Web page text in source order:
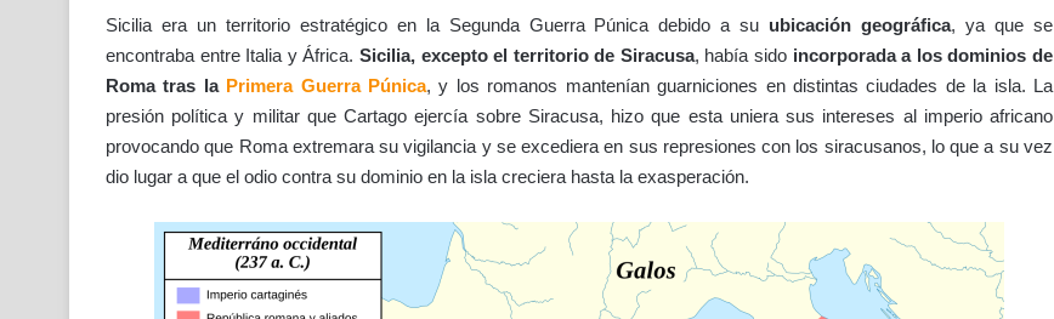
Sicilia era un territorio estratégico en la Segunda Guerra Púnica debido a su ubicación geográfica, ya que se
encontraba entre Italia y África. Sicilia, excepto el territorio de Siracusa, había sido incorporada a los dominios de
Roma tras la Primera Guerra Púnica, y los romanos mantenían guarniciones en distintas ciudades de la isla. La
presión política y militar que Cartago ejercía sobre Siracusa, hizo que esta uniera sus intereses al imperio africano
provocandoque Roma extremara su vigilancia y se excediera en sus represiones con los siracusanos, lo que a su vez
dio lugar a que el odio contra su dominio en la isla creciera hasta la exasperación.